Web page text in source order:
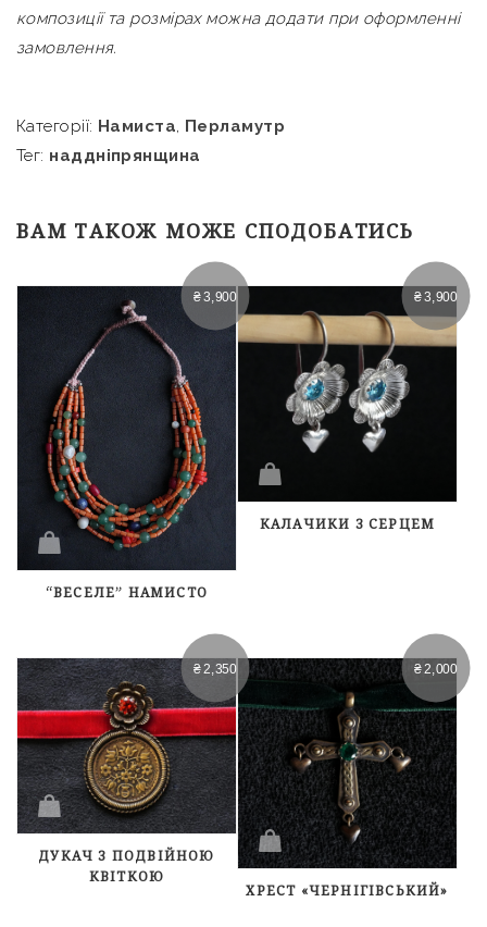
композиції та розмірах можна додати при оформленні
замовлення.
Категорії: Намиста, Перламутр
Тег: наддніпрянщина
ВАМ ТАКОЖ МОЖЕ СПОДОБАТИСЬ
₴3,900
“ВЕСЕЛЕ” НАМИСТО
₴3,900
КАЛАЧИКИ З СЕРЦЕМ
₴ 2,350
ДУКАЧ З ПОДВІЙНОЮ
КВІТКОЮ
₴2,000
ХРЕСТ «ЧЕРНІГІВСЬКИЙ»